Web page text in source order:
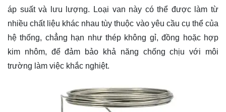
áp suất và lưu lượng. Loại van này có thể được làm từ
nhiều chất liệu khác nhau tùy thuộc vào yêu cầu cụ thể của
hệ thống, chẳng hạn như thép không gỉ, đồng hoặc hợp
kim nhôm, để đảm bảo khả năng chống chịu với môi
trường làm việc khắc nghiệt.